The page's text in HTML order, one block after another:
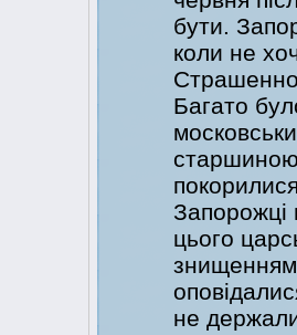
бути.
коли не
Багато
старшиною
Запорожці
цього
знищенням
не